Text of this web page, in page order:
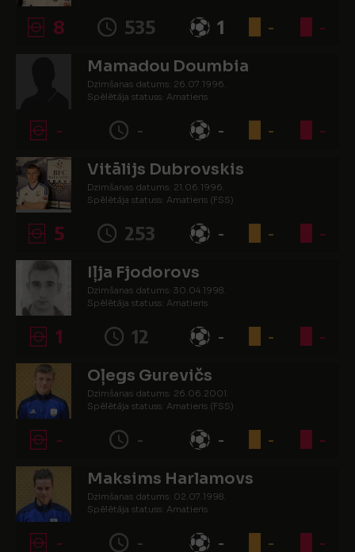
8 535 1 - -
Mamadou Doumbia
Dzimšanas datums: 26.07.1996.
Spēlētāja statuss: Amatieris
- - - - -
Vitālijs Dubrovskis
Dzimšanas datums: 21.06.1996.
Spēlētāja statuss: Amatieris (FSS)
5 253 - - -
Iļja Fjodorovs
Dzimšanas datums: 30.04.1998.
Spēlētāja statuss: Amatieris
1 12 - - -
Oļegs Gurevičs
Dzimšanas datums: 26.06.2001.
Spēlētāja statuss: Amatieris (FSS)
- - - - -
Maksims Harlamovs
Dzimšanas datums: 02.07.1998.
Spēlētāja statuss: Amatieris
- - - - -